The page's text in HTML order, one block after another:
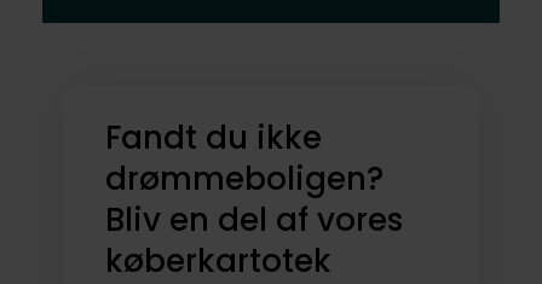
Fandt du ikke
drømmeboligen?
Bliv en del af vores
køberkartotek